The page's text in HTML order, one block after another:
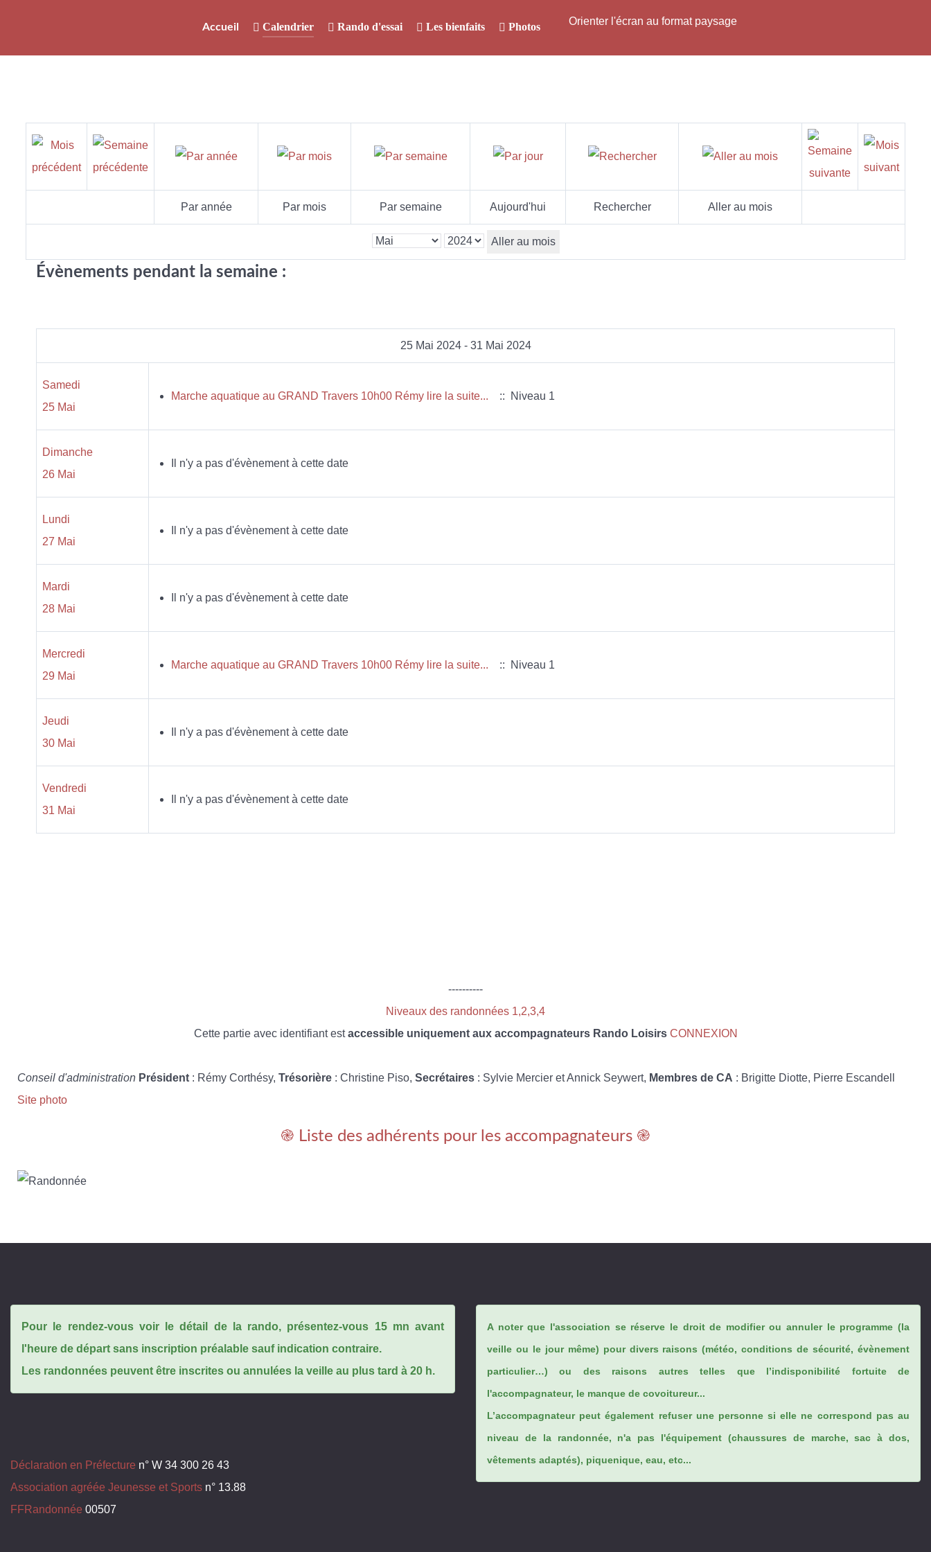
Accueil Calendrier Rando d'essai Les bienfaits Photos Orienter l'écran au format paysage
Par année Par mois Par semaine Aujourd'hui Rechercher Aller au mois
Aller au mois
Évènements pendant la semaine :
25 Mai 2024 - 31 Mai 2024
Samedi
25 Mai
Marche aquatique au GRAND Travers 10h00 Rémy lire la suite... :: Niveau 1
Dimanche
26 Mai
Il n'y a pas d'évènement à cette date
Lundi
27 Mai
Il n'y a pas d'évènement à cette date
Mardi
28 Mai
Il n'y a pas d'évènement à cette date
Mercredi
29 Mai
Marche aquatique au GRAND Travers 10h00 Rémy lire la suite... :: Niveau 1
Jeudi
30 Mai
Il n'y a pas d'évènement à cette date
Vendredi
31 Mai
Il n'y a pas d'évènement à cette date
----------
Niveaux des randonnées 1,2,3,4
Cette partie avec identifiant estaccessible uniquement aux accompagnateurs Rando Loisirs CONNEXION
Conseil d'administration Président : Rémy Corthésy, Trésorière : Christine Piso, Secrétaires : Sylvie Mercier et Annick Seywert, Membres de CA : Brigitte Diotte, Pierre Escandell
Site photo
֎ Liste des adhérents pour les accompagnateurs ֎
Pour le rendez-vous voir le détail de la rando, présentez-vous 15 mn avant
l'heure de départ sans inscription préalable sauf indication contraire.
Les randonnées peuvent être inscrites ou annulées la veille au plus tard à 20 h.
Déclaration en Préfecture n° W 34 300 26 43
Association agréée Jeunesse et Sports n° 13.88
FFRandonnée 00507
A noter que l'association se réserve le droit de modifier ou annuler le programme (la
veille ou le jour même) pour divers raisons (météo, conditions de sécurité, évènement
particulier…) ou des raisons autres telles que l’indisponibilité fortuite de
l'accompagnateur, le manque de covoitureur...
L’accompagnateur peut également refuser une personne si elle ne correspond pas au
niveau de la randonnée, n'a pas l'équipement (chaussures de marche, sac à dos,
vêtements adaptés), piquenique, eau, etc...